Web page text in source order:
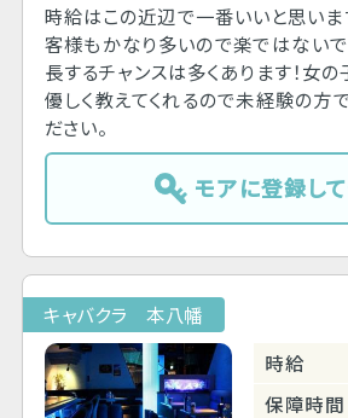
時給はこの近辺で一番いいと思いま
客様もかなり多いので楽ではない
長するチャンスは多くあります！女の
優しく教えてくれるので未経験の方
ださい。
モアに登録し
キャバクラ 本八幡
時給
保障時間